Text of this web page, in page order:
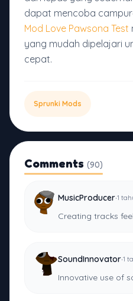
dapat mencoba
Mod Love Pawsona Test
yang mudah dipelajari
cepat.
Sprunki Mods
Comments (90)
MusicProducer·1
Creating tracks
SoundInnovator·1
Innovative use of